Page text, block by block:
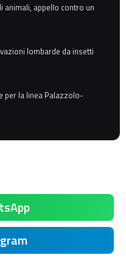
animali, appello contro un
lombarde da insetti
per la linea Palazzolo-